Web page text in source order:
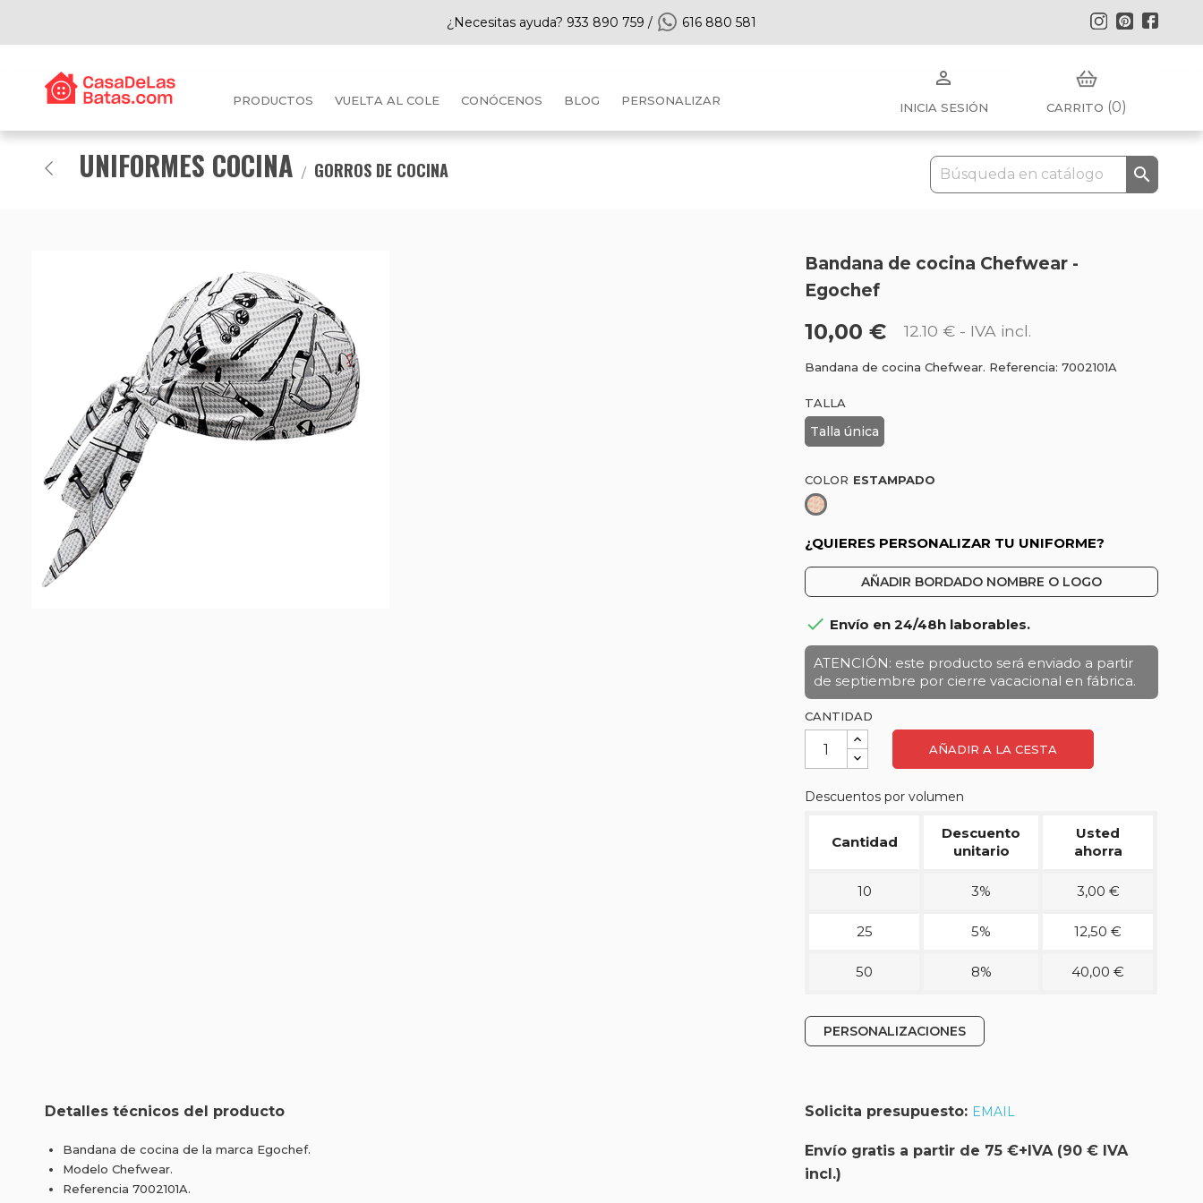
¿Necesitas ayuda? 933 890 759 / 616 880 581 Pinterest
Instagram
PRODUCTOS VUELTA AL COLE CONÓCENOS BLOG PERSONALIZAR

INICIA SESIÓN CARRITO (0)
UNIFORMES COCINA GORROS DE COCINA 
Bandana de cocina Chefwear -
Egochef
10,00 € 12.10 € - IVA incl.
Bandana de cocina Chefwear. Referencia: 7002101A
TALLA
Talla única
COLOR
Estampado
¿QUIERES PERSONALIZAR TU UNIFORME?
AÑADIR BORDADO NOMBRE O LOGO
 Envío en 24/48h laborables.
ATENCIÓN: este producto será enviado a partir
de septiembre por cierre vacacional en fábrica.
CANTIDAD
AÑADIR A LA CESTA
Descuentos por volumen
Cantidad
Descuento
unitario
Usted
ahorra
10 3% 3,00 €
25 5% 12,50 €
50 8% 40,00 €
PERSONALIZACIONES
Detalles técnicos del producto
Bandana de cocina de la marca Egochef.
Modelo Chefwear.
Referencia 7002101A.
Solicita presupuesto: EMAIL
Envío gratis a partir de 75 €+IVA (90 € IVA
incl.)